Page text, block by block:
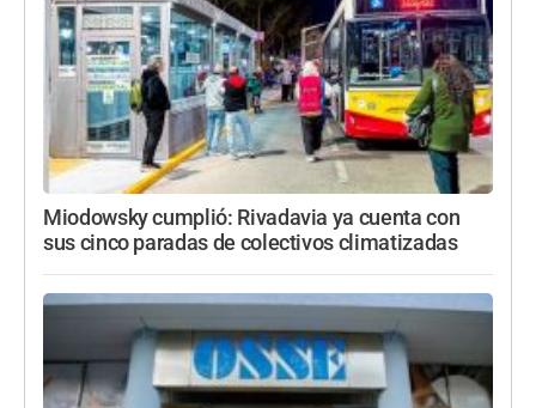
Miodowsky cumplió: Rivadavia ya cuenta con
sus cinco paradas de colectivos climatizadas